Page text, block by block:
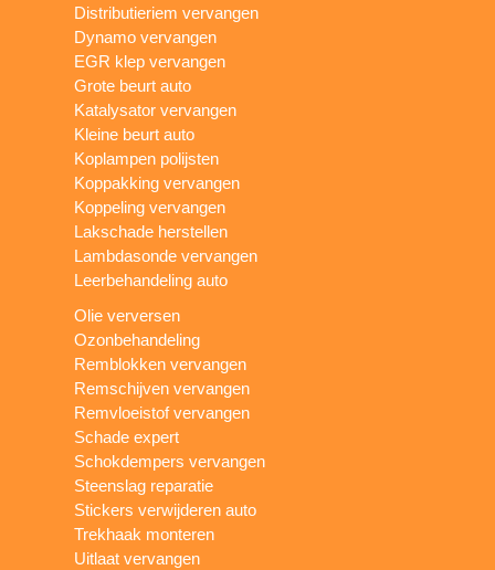
Distributieriem vervangen
Dynamo vervangen
EGR klep vervangen
Grote beurt auto
Katalysator vervangen
Kleine beurt auto
Koplampen polijsten
Koppakking vervangen
Koppeling vervangen
Lakschade herstellen
Lambdasonde vervangen
Leerbehandeling auto
Olie verversen
Ozonbehandeling
Remblokken vervangen
Remschijven vervangen
Remvloeistof vervangen
Schade expert
Schokdempers vervangen
Steenslag reparatie
Stickers verwijderen auto
Trekhaak monteren
Uitlaat vervangen